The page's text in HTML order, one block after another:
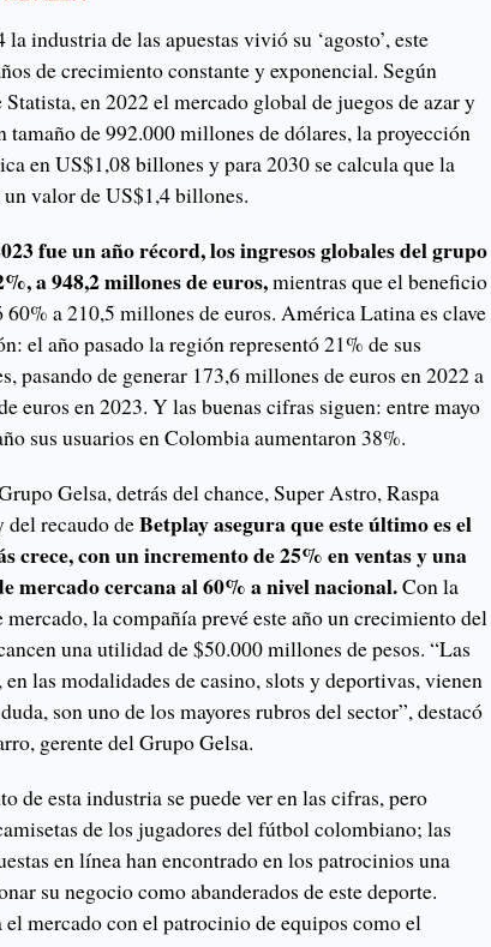
industria de las apuestas vivió su ‘agosto’, este
de crecimiento constante y exponencial. Según
en 2022 el mercado global de juegos de azar y
tamaño de 992.000 millones de dólares, la proyección
en US$1,08 billones y para 2030 se calcula que la
valor de US$1,4 billones.
fue un año récord, los ingresos globales del grupo
a 948,2 millones de euros,mientras que el beneficio
a 210,5 millones de euros. América Latina es clave
el año pasado la región representó 21% de sus
pasando de generar 173,6 millones de euros en 2022 a
euros en 2023. Y las buenas cifras siguen: entre mayo
sus usuarios en Colombia aumentaron 38%.
Gelsa, detrás del chance, Super Astro, Raspa
del recaudo deBetplay asegura que este último es el
crece, con un incremento de 25% en ventas y una
mercado cercana al 60% a nivel nacional.Con la
mercado, la compañía prevé este año un crecimiento del
una utilidad de $50.000 millones de pesos. “Las
en las modalidades de casino, slots y deportivas, vienen
son uno de los mayores rubros del sector”, destacó
gerente del Grupo Gelsa.
de esta industria se puede ver en las cifras, pero
de los jugadores del fútbol colombiano; las
en línea han encontrado en los patrocinios una
su negocio como abanderados de este deporte.
mercado con el patrocinio de equipos como el